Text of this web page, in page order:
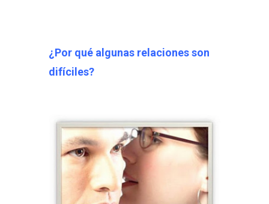
¿Por qué algunas relaciones son
difíciles?